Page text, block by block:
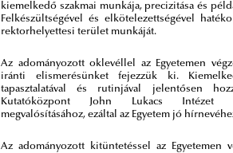
kiemelkedő szakmai munkája, precizitása és
Felkészültségével és elkötelezettségével
rektorhelyettesi terület munkáját.
Az adományozott oklevéllel az Egyetemen
iránti elismerésünket fejezzük ki.
tapasztalatával és rutinjával jelentősen
Kutatóközpont John Lukacs Intézet
megvalósításához, ezáltal az Egyetem jó
Az adományozott kitüntetéssel az Egyetemen